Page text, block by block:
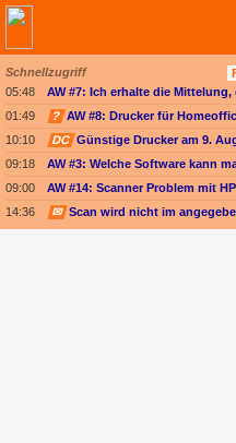
Schnellzugriff
05:48
01:49
?
10:10
DC Günstige Drucker am 9.
09:18
09:00
14:36
✉
Angebote